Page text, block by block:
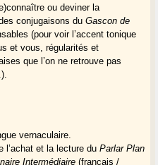
ou deviner la
conjugaisons duGascon de
(pour voir l’accent tonique
et vous, régularités et
que l’on ne retrouve pas
vernaculaire.
l’achat et la lecture duParlar Plan
Intermédiaire (français /